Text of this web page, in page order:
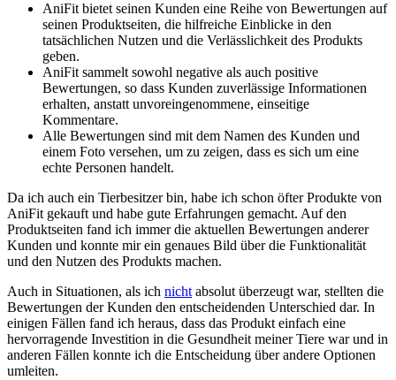
AniFit bietet seinen Kunden eine Reihe von Bewertungen auf
⁤seinen‍ Produktseiten, die hilfreiche Einblicke ⁣in den
tatsächlichen Nutzen und ⁢die Verlässlichkeit des Produkts⁢
geben.
AniFit sammelt sowohl negative als auch positive
Bewertungen, so dass⁤ Kunden zuverlässige Informationen
‍erhalten, anstatt unvoreingenommene, einseitige
Kommentare.
Alle Bewertungen ​sind mit ​dem Namen des ⁣Kunden und
einem Foto versehen, um zu‌ zeigen, ‍dass es sich um ​eine
echte Personen⁢ handelt.
Da ich auch ein Tierbesitzer bin, habe ich schon öfter Produkte von
AniFit gekauft⁤ und habe gute ⁢Erfahrungen gemacht. Auf den
Produktseiten fand ich⁤ immer die⁤ aktuellen ‌Bewertungen ‌anderer
Kunden und konnte mir ein genaues ⁢Bild über die Funktionalität
und den Nutzen des Produkts machen.
Auch in Situationen, als ich nicht absolut überzeugt war, stellten die
Bewertungen der ⁣Kunden den ⁣entscheidenden Unterschied dar. In‌
einigen Fällen fand ich heraus, dass das Produkt einfach eine
hervorragende⁣ Investition in die Gesundheit⁣ meiner Tiere war und in
anderen Fällen konnte ich die Entscheidung über andere Optionen
umleiten.